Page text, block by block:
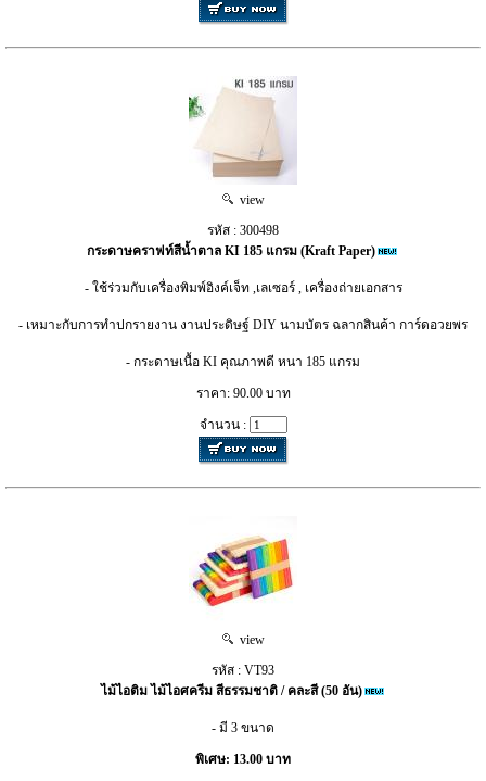
view
รหัส : 300498
กระดาษคราฟท์สีน้ำตาล KI 185 แกรม (Kraft Paper)
- ใช้ร่วมกับเครื่องพิมพ์อิงค์เจ็ท ,เลเซอร์ , เครื่องถ่ายเอกสาร
- เหมาะกับการทำปกรายงาน งานประดิษฐ์ DIY นามบัตร ฉลากสินค้า การ์ดอวยพร
- กระดาษเนื้อ KI คุณภาพดี หนา 185 แกรม
ราคา: 90.00 บาท
จำนวน :
view
รหัส : VT93
ไม้ไอติม ไม้ไอศครีม สีธรรมชาติ / คละสี (50 อัน)
- มี 3 ขนาด
พิเศษ: 13.00 บาท